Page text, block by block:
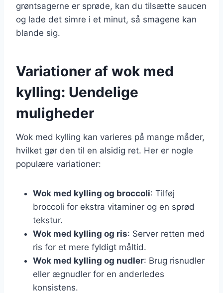
grøntsagerne er sprøde, kan du tilsætte saucen
og lade det simre i et minut, så smagene kan
blande sig.
Variationer af wok med
kylling: Uendelige
muligheder
Wok med kylling kan varieres på mange måder,
hvilket gør den til en alsidig ret. Her er nogle
populære variationer:
Wok med kylling og broccoli: Tilføj
broccoli for ekstra vitaminer og en sprød
tekstur.
Wok med kylling og ris: Server retten med
ris for et mere fyldigt måltid.
Wok med kylling og nudler: Brug risnudler
eller ægnudler for en anderledes
konsistens.